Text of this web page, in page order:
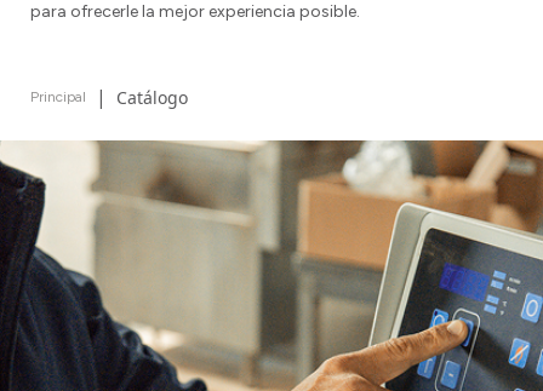
para ofrecerle la mejor experiencia posible.
Principal | Catálogo